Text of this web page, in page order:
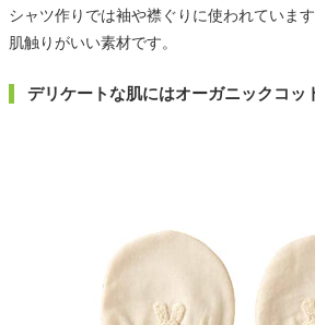
シャツ作りでは袖や襟ぐりに使われていま
肌触りがいい素材です。
デリケートな肌にはオーガニックコッ